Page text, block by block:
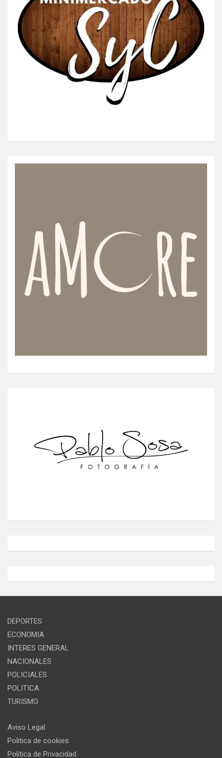
DEPORTES
ECONOMIA
INTERES GENERAL
NACIONALES
POLICIALES
POLITICA
TURISMO
Aviso Legal
Politica de cookies
Politica de Privacidad